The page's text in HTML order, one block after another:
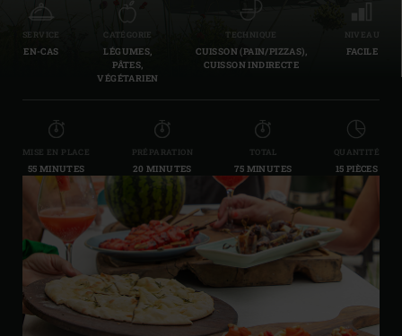
SERVICE
EN-CAS
CATÉGORIE
LÉGUMES,
PÂTES,
VÉGÉTARIEN
TECHNIQUE
CUISSON (PAIN/PIZZAS),
CUISSON INDIRECTE
NIVEAU
FACILE
MISE EN PLACE
55 MINUTES
PRÉPARATION
20 MINUTES
TOTAL
75 MINUTES
QUANTITÉ
15 PIÈCES